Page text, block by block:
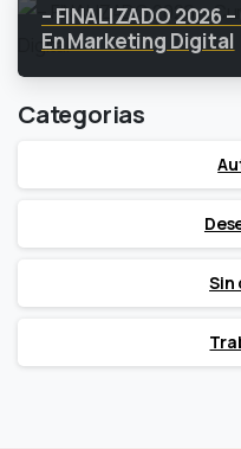
– FINALIZADO 2026
En Marketing Digital
Categorias
Sin